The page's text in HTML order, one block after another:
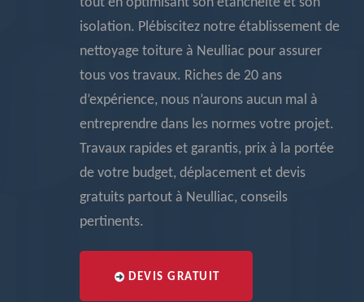
isolation. Plébiscitez notre établissement de
nettoyage toiture à Neulliac pour assurer
tous vos travaux. Riches de 20 ans
d’expérience, nous n’aurons aucun mal à
entreprendre dans les normes votre projet.
Travaux rapides et garantis, prix à la portée
de votre budget, déplacement et devis
gratuits partout à Neulliac, conseils
pertinents.
DEVIS GRATUIT